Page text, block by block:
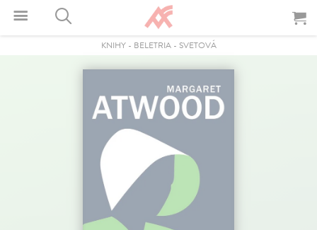
KNIHY- BELETRIA- SVETOVÁ